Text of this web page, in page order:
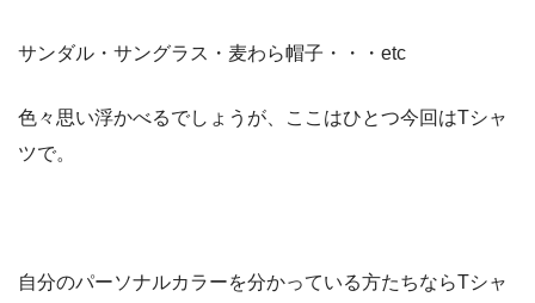
サンダル・サングラス・麦わら帽子・・・etc
色々思い浮かべるでしょうが、ここはひとつ今回はTシャ
ツで。
自分のパーソナルカラーを分かっている方たちならTシャ